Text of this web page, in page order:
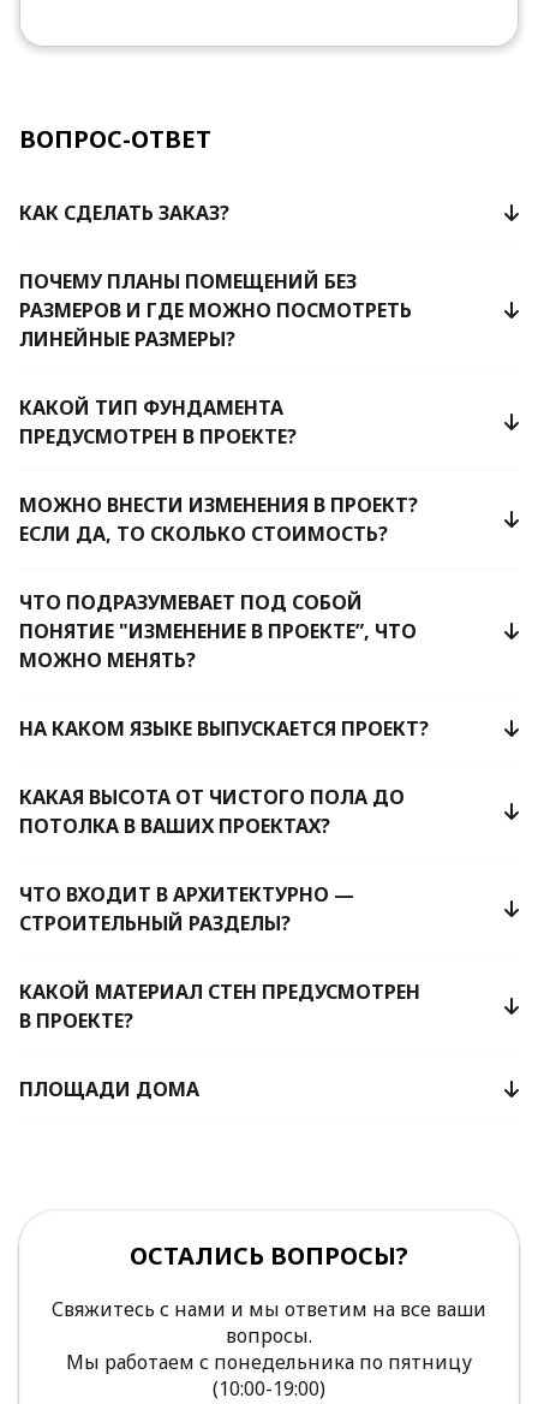
ВОПРОС-ОТВЕТ
КАК СДЕЛАТЬ ЗАКАЗ?
ПОЧЕМУ ПЛАНЫ ПОМЕЩЕНИЙ БЕЗ
РАЗМЕРОВ И ГДЕ МОЖНО ПОСМОТРЕТЬ
ЛИНЕЙНЫЕ РАЗМЕРЫ?
КАКОЙ ТИП ФУНДАМЕНТА
ПРЕДУСМОТРЕН В ПРОЕКТЕ?
МОЖНО ВНЕСТИ ИЗМЕНЕНИЯ В ПРОЕКТ?
ЕСЛИ ДА, ТО СКОЛЬКО СТОИМОСТЬ?
ЧТО ПОДРАЗУМЕВАЕТ ПОД СОБОЙ
ПОНЯТИЕ "ИЗМЕНЕНИЕ В ПРОЕКТЕ”, ЧТО
МОЖНО МЕНЯТЬ?
НА КАКОМ ЯЗЫКЕ ВЫПУСКАЕТСЯ ПРОЕКТ?
КАКАЯ ВЫСОТА ОТ ЧИСТОГО ПОЛА ДО
ПОТОЛКА В ВАШИХ ПРОЕКТАХ?
ЧТО ВХОДИТ В АРХИТЕКТУРНО —
СТРОИТЕЛЬНЫЙ РАЗДЕЛЫ?
КАКОЙ МАТЕРИАЛ СТЕН ПРЕДУСМОТРЕН
В ПРОЕКТЕ?
ПЛОЩАДИ ДОМА
ОСТАЛИСЬ ВОПРОСЫ?
Свяжитесь с нами и мы ответим на все ваши
вопросы.
Мы работаем с понедельника по пятницу
(10:00-19:00)